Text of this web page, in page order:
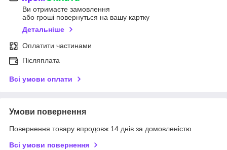
Ви отримаєте замовлення
або гроші повернуться на вашу картку
Детальніше
Оплатити частинами
Післяплата
Всі умови оплати
Умови повернення
Повернення товару впродовж 14 днів за домовленістю
Всі умови повернення